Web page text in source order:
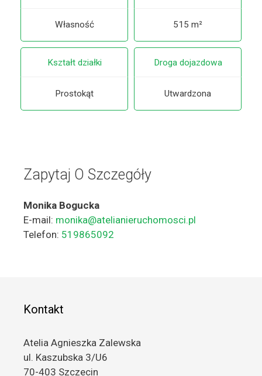
Własność 515 m²
Kształt działki
Prostokąt
Droga dojazdowa
Utwardzona
Zapytaj O Szczegóły
Monika Bogucka
E-mail: monika@atelianieruchomosci.pl
Telefon: 519865092
Kontakt
Atelia Agnieszka Zalewska
ul. Kaszubska 3/U6
70-403 Szczecin